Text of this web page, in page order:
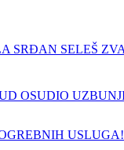
SRĐAN SELEŠ
OSUDIO
USLUGA!